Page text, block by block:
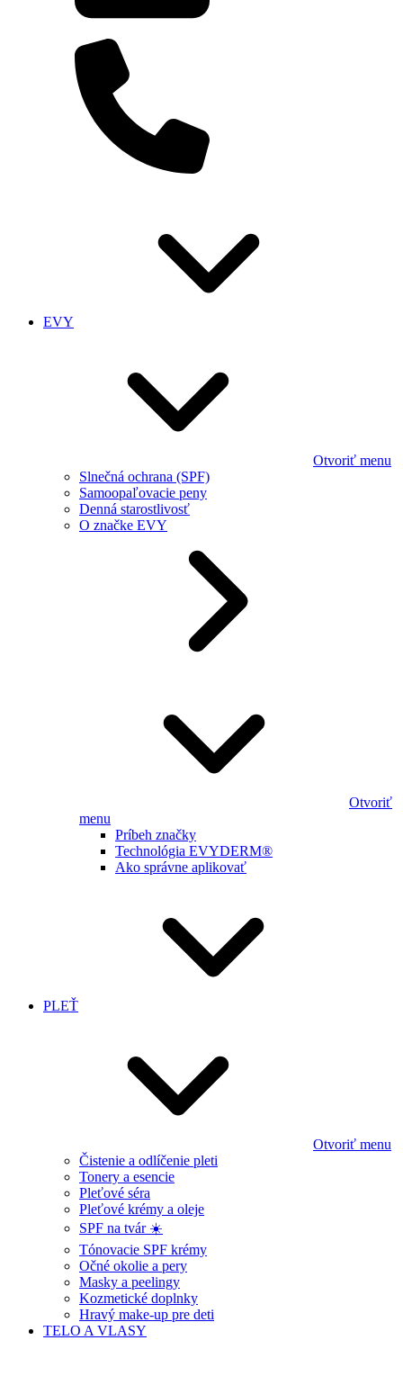
EVY
Otvoriť menu
Slnečná ochrana (SPF)
Samoopaľovacie peny
Denná starostlivosť
O značke EVY
Otvoriť
menu
Príbeh značky
Technológia EVYDERM®
Ako správne aplikovať
PLEŤ
Otvoriť menu
Čistenie a odlíčenie pleti
Tonery a esencie
Pleťové séra
Pleťové krémy a oleje
SPF na tvár ☀️
Tónovacie SPF krémy
Očné okolie a pery
Masky a peelingy
Kozmetické doplnky
Hravý make-up pre deti
TELO A VLASY